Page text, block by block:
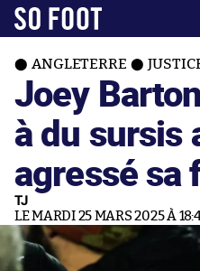
ANGLETERRE
Joey
à du sursis
agressé sa
TJ
LE MARDI 25 MARS 2025 À